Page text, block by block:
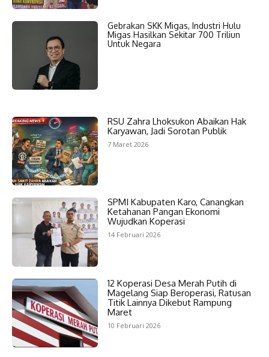
Gebrakan SKK Migas, Industri Hulu
Migas Hasilkan Sekitar 700 Triliun
Untuk Negara
RSU Zahra Lhoksukon Abaikan Hak
Karyawan, Jadi Sorotan Publik
7 Maret 2026
SPMI Kabupaten Karo, Canangkan
Ketahanan Pangan Ekonomi
Wujudkan Koperasi
14 Februari 2026
12 Koperasi Desa Merah Putih di
Magelang Siap Beroperasi, Ratusan
Titik Lainnya Dikebut Rampung
Maret
10 Februari 2026